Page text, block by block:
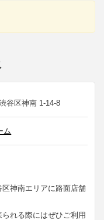
谷区神南 1-14-8
ム
神南エリアに路面店舗
れる際にはぜひご利用